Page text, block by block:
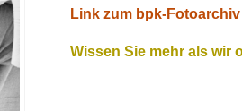
Link zum bpk-Fotoarchiv
Wissen Sie mehr als wir